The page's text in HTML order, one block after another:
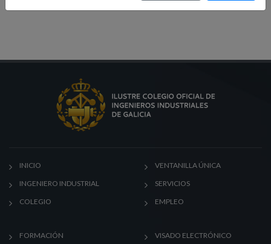
INICIO
INGENIERO INDUSTRIAL
COLEGIO
VENTANILLA ÚNICA
SERVICIOS
EMPLEO
FORMACIÓN VISADO ELECTRÓNICO